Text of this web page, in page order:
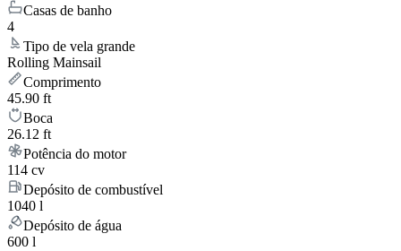
Casas de banho
4
Tipo de vela grande
Rolling Mainsail
Comprimento
45.90 ft
Boca
26.12 ft
Potência do motor
114 cv
Depósito de combustível
1040 l
Depósito de água
600 l